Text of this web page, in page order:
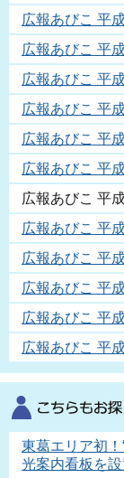
広報あびこ 平
広報あびこ 平
広報あびこ 平
広報あびこ 平
広報あびこ 平
広報あびこ 平
広報あびこ 平
広報あびこ 平
広報あびこ 平
広報あびこ 平
広報あびこ 平
広報あびこ 平
東葛エリア初
光案内看板を設